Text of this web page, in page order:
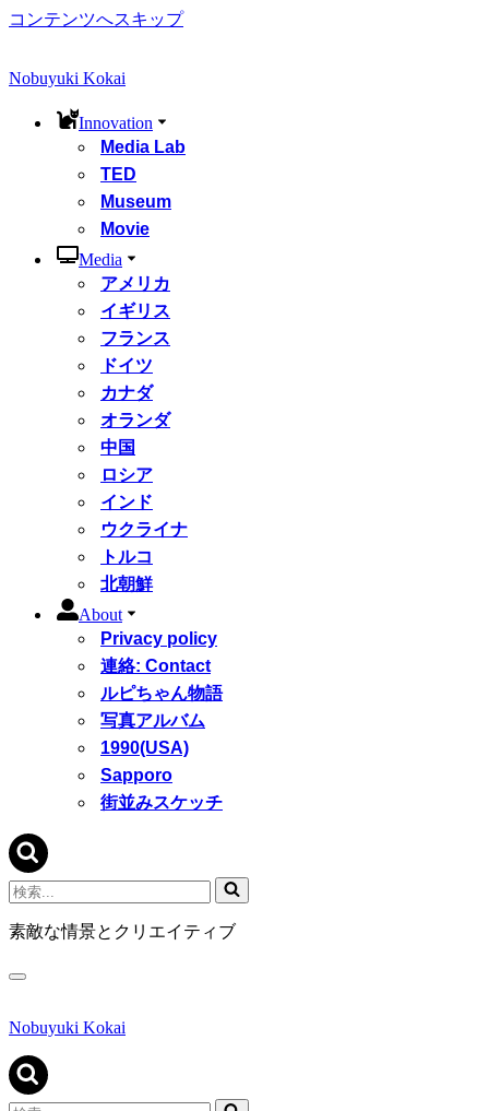
コンテンツへスキップ
Nobuyuki Kokai
Innovation
Media Lab
TED
Museum
Movie
Media
アメリカ
イギリス
フランス
ドイツ
カナダ
オランダ
中国
ロシア
インド
ウクライナ
トルコ
北朝鮮
About
Privacy policy
連絡: Contact
ルピちゃん物語
写真アルバム
1990(USA)
Sapporo
街並みスケッチ
検
索...
素敵な情景とクリエイティブ
ナ
ゲ
シ
ョ
ン
Nobuyuki Kokai